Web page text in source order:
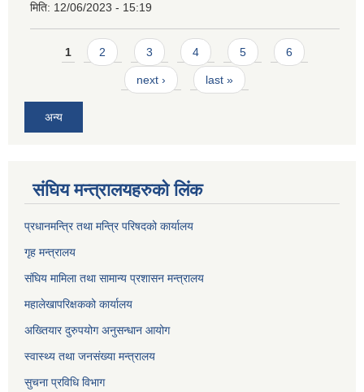
मिति: 12/06/2023 - 15:19
Pages
1 2 3 4 5 6
next › last »
अन्य
संघिय मन्त्र‍ालयहरुको लिंक
प्रधानमन्त्रि तथा मन्त्रि परिषदको कार्यालय
गृह मन्त्रालय
संघिय मामिला तथा सामान्य प्रशासन मन्त्रालय
महालेखापरिक्षकको कार्यालय
अख्तियार दुरुपयोग अनुसन्धान आयोग
स्वास्थ्य तथा जनसंख्या मन्त्रालय
सुचना प्रविधि विभाग